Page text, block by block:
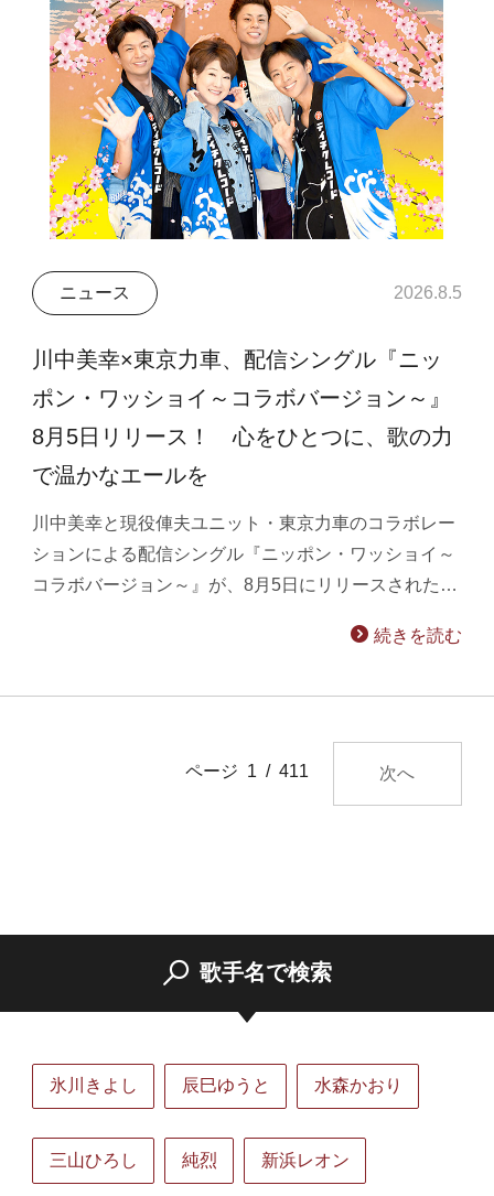
ニュース 2026.8.5
川中美幸×東京力車、配信シングル『ニッ
ポン・ワッショイ～コラボバージョン～』
8月5日リリース！ 心をひとつに、歌の力
で温かなエールを
川中美幸と現役俥夫ユニット・東京力車のコラボレー
ションによる配信シングル『ニッポン・ワッショイ～
コラボバージョン～』が、8月5日にリリースされた…
続きを読む
ページ 1 / 411 次へ
歌手名で検索
氷川きよし 辰巳ゆうと 水森かおり
三山ひろし 純烈 新浜レオン